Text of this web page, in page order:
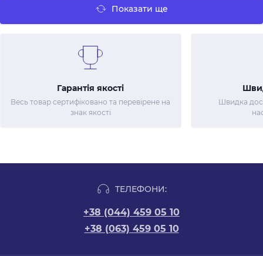
Показати ще
Гарантія якості
Весь товар сертифіковано та перевірене на
знак якості
Швидка
ТЕЛЕФОНИ:
+38 (044) 459 05 10
+38 (063) 459 05 10